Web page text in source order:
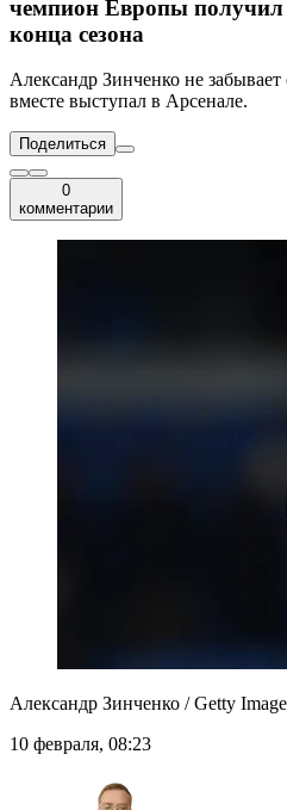
чемпион Европы получил
конца сезона
Александр Зинченко не
вместе выступал в Арсенале.
Поделиться
0
комментарии
Александр Зинченко / Getty
10 февраля, 08:23